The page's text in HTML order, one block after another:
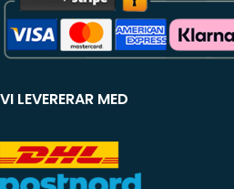
VI LEVERERAR MED